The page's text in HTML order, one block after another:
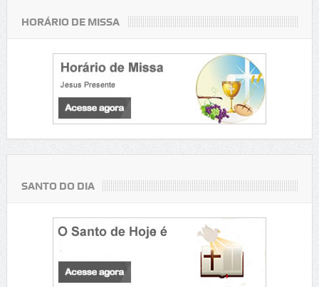
HORÁRIO DE MISSA
SANTO DO DIA